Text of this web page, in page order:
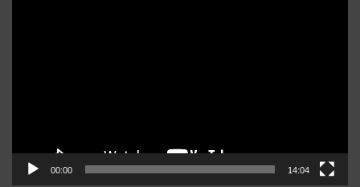
00:00 14:04